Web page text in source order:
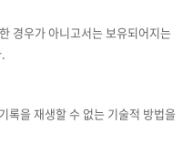
경우가 아니고서는 보유되어지는
록을 재생할 수 없는 기술적 방법을